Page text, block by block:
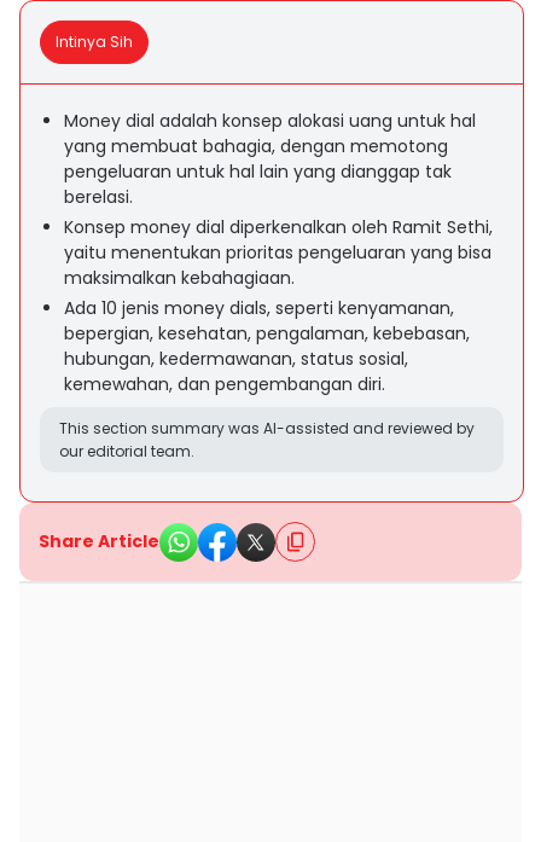
Intinya Sih
Money dial adalah konsep alokasi uang untuk hal
yang membuat bahagia, dengan memotong
pengeluaran untuk hal lain yang dianggap tak
berelasi.
Konsep money dial diperkenalkan oleh Ramit Sethi,
yaitu menentukan prioritas pengeluaran yang bisa
maksimalkan kebahagiaan.
Ada 10 jenis money dials, seperti kenyamanan,
bepergian, kesehatan, pengalaman, kebebasan,
hubungan, kedermawanan, status sosial,
kemewahan, dan pengembangan diri.
This section summary was AI-assisted and reviewed by
our editorial team.
Share Article